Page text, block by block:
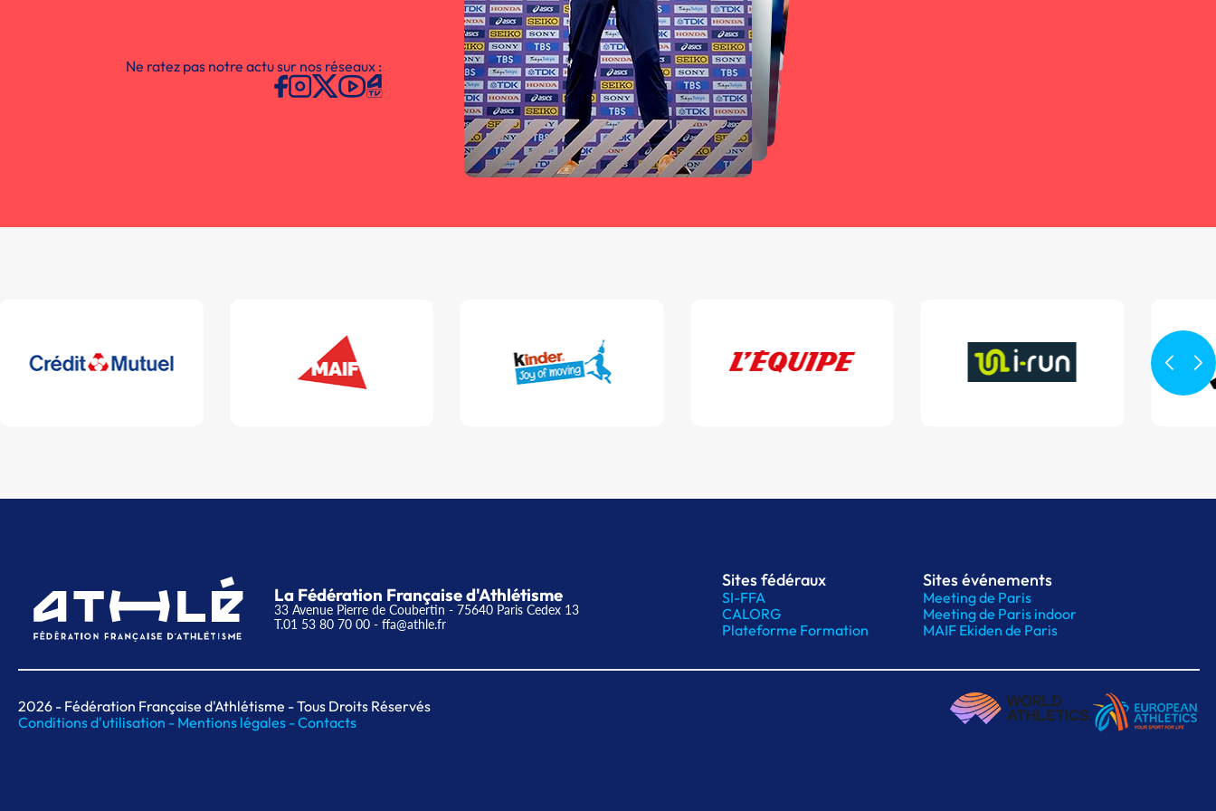
Ne ratez pas notre actu sur nos réseaux :
La Fédération Française d'Athlétisme
33 Avenue Pierre de Coubertin - 75640 Paris Cedex 13
T.01 53 80 70 00 - ffa@athle.fr
Sites fédéraux
SI-FFA
CALORG
Plateforme Formation
Sites événements
Meeting de Paris
Meeting de Paris indoor
MAIF Ekiden de Paris
2026 - Fédération Française d'Athlétisme - Tous Droits Réservés
Conditions d'utilisation - Mentions légales -Contacts